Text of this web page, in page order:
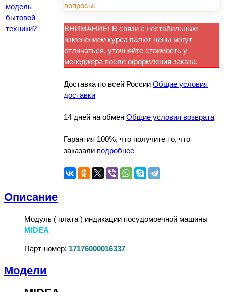
модель
бытовой
техники?
вопросы.
ВНИМАНИЕ! В связи с нестабильным
изменением курса валют цены могут
отличаться, уточняйте стоимость у
менеджера после оформления заказа.
Доставка по всей России Общие условия
доставки
14 дней на обмен Общие условия возврата
Гарантия 100%, что получите то, что
заказали подробнее
Описание
Модуль ( плата ) индикации посудомоечной машины
MIDEA
Парт-номер: 17176000016337
Модели